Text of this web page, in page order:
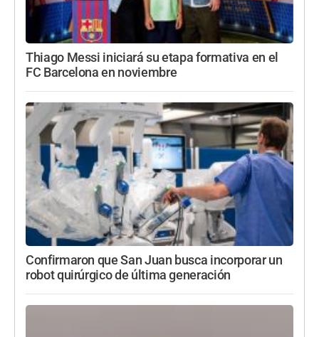
Thiago Messi iniciará su etapa formativa en el
FC Barcelona en noviembre
Confirmaron que San Juan busca incorporar un
robot quirúrgico de última generación